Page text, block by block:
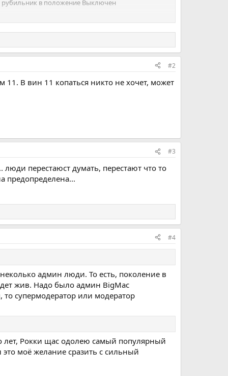
рубильник в положение Выключен
#2
11. В вин 11 копаться никто не хочет, может
#3
перестаюст думать, перестают что то
предопределена...
#4
админ люди. То есть, поколение в
жив. Надо было админ BigMac
то супермодератор или модератор
Рокки щас одолею самый популярный
моё желание сразить с сильный